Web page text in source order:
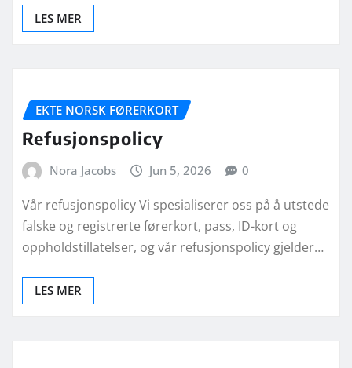
LES MER
EKTE NORSK FØRERKORT
Refusjonspolicy
Nora Jacobs Jun 5, 2026 0
Vår refusjonspolicy Vi spesialiserer oss på å utstede
falske og registrerte førerkort, pass, ID-kort og
oppholdstillatelser, og vår refusjonspolicy gjelder…
LES MER